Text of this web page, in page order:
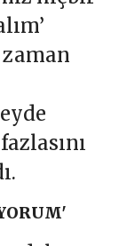
zaman